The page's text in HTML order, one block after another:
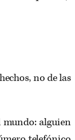
no de las
mundo: alguien